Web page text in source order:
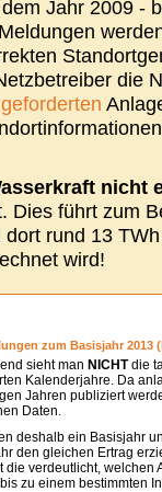
Jahr 2009 -
die
nicht
Dies führt zum
rund 13
wird!
zum Basisjahr 2013
sieht man NICHTdie
Kalenderjahre. Da
Jahren publiziert
Daten.
deshalb ein Basisjahr
den gleichen Ertrag
die verdeutlicht, welchen
zu einem bestimmten